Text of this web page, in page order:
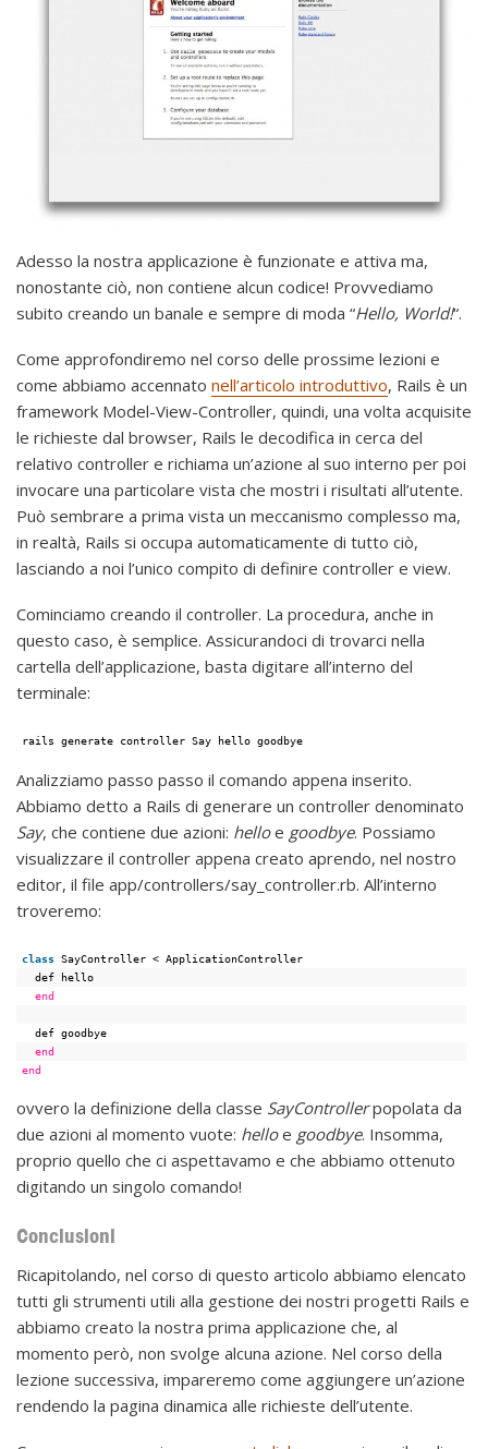
Adesso la nostra applicazione è funzionate e attiva ma,
nonostante ciò, non contiene alcun codice! Provvediamo
subito creando un banale e sempre di moda “Hello, World!“.
Come approfondiremo nel corso delle prossime lezioni e
come abbiamo accennato nell’articolo introduttivo, Rails è un
framework Model-View-Controller, quindi, una volta acquisite
le richieste dal browser, Rails le decodifica in cerca del
relativo controller e richiama un’azione al suo interno per poi
invocare una particolare vista che mostri i risultati all’utente.
Può sembrare a prima vista un meccanismo complesso ma,
in realtà, Rails si occupa automaticamente di tutto ciò,
lasciando a noi l’unico compito di definire controller e view.
Cominciamo creando il controller. La procedura, anche in
questo caso, è semplice. Assicurandoci di trovarci nella
cartella dell’applicazione, basta digitare all’interno del
terminale:
rails generate controller Say hello goodbye
Analizziamo passo passo il comando appena inserito.
Abbiamo detto a Rails di generare un controller denominato
Say, che contiene due azioni: helloe goodbye. Possiamo
visualizzare il controller appena creato aprendo, nel nostro
editor, il file app/controllers/say_controller.rb. All’interno
troveremo:
class SayController < ApplicationController
def hello
end
def goodbye
end
end
ovvero la definizione della classe SayControllerpopolata da
due azioni al momento vuote: helloe goodbye. Insomma,
proprio quello che ci aspettavamo e che abbiamo ottenuto
digitando un singolo comando!
Conclusioni
Ricapitolando, nel corso di questo articolo abbiamo elencato
tutti gli strumenti utili alla gestione dei nostri progetti Rails e
abbiamo creato la nostra prima applicazione che, al
momento però, non svolge alcuna azione. Nel corso della
lezione successiva, impareremo come aggiungere un’azione
rendendo la pagina dinamica alle richieste dell’utente.